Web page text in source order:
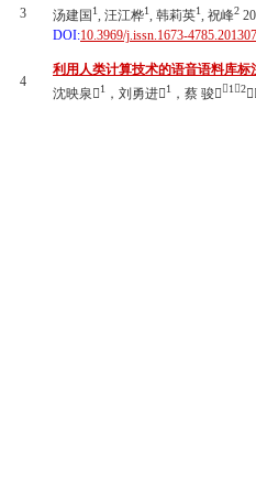
3
汤建国 1, 汪江桦1, 韩莉英1, 祝峰2
DOI:10.3969/j.issn.1673-
4
利用人类计算技术的语音语料库标
沈映泉1 ，刘勇进1 ，蔡 骏1，2